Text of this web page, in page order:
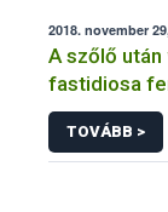
2018. november
A szőlő után
fastidiosa
növények
TOVÁBB >